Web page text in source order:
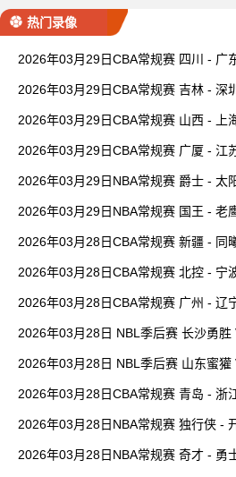
热门录像
2026年03月29日CBA常规赛 四川 - 广
2026年03月29日CBA常规赛 吉林 - 深
2026年03月29日CBA常规赛 山西 - 上
2026年03月29日CBA常规赛 广厦 - 江
2026年03月29日NBA常规赛 爵士 - 太
2026年03月29日NBA常规赛 国王 - 老
2026年03月28日CBA常规赛 新疆 - 同
2026年03月28日CBA常规赛 北控 - 宁
2026年03月28日CBA常规赛 广州 - 辽
2026年03月28日 NBL季后赛 长沙勇胜
2026年03月28日 NBL季后赛 山东蜜獾
2026年03月28日CBA常规赛 青岛 - 浙
2026年03月28日NBA常规赛 独行侠 -
2026年03月28日NBA常规赛 奇才 - 勇